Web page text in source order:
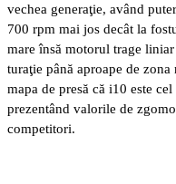
vechea generaţie, având
700 rpm mai jos decât la
mare însă motorul trage
turaţie până aproape de
mapa de presă că i10 este
prezentând valorile de
competitori.